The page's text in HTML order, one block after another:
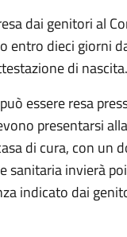
dai genitori al
entro dieci giorni
di nascita.
essere resa
presentarsi
di cura, con un
sanitaria invierà
indicato dai